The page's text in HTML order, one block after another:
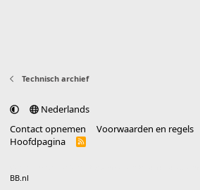
Technisch archief
Nederlands
Contact opnemen
Voorwaarden en regels
Hoofdpagina
R
BB.nl